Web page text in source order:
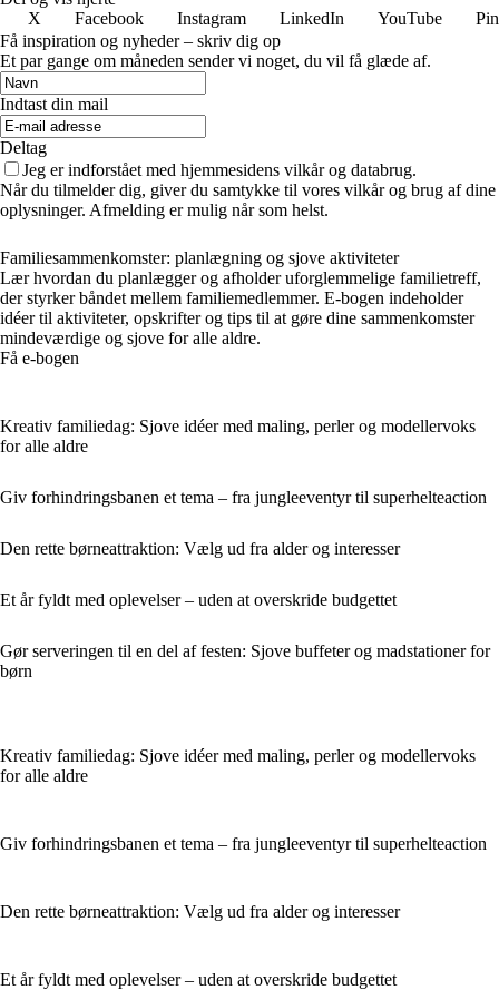
X
Facebook Instagram LinkedIn YouTube
Få inspiration og nyheder – skriv dig op
Et par gange om måneden sender vi noget, du vil få glæde af.
Indtast din mail
Deltag
Jeg er indforstået med hjemmesidens vilkår og databrug.
Når du tilmelder dig, giver du samtykke til vores vilkår og brug af dine
oplysninger. Afmelding er mulig når som helst.
Familiesammenkomster: planlægning og sjove aktiviteter
Lær hvordan du planlægger og afholder uforglemmelige familietreff,
der styrker båndet mellem familiemedlemmer. E-bogen indeholder
idéer til aktiviteter, opskrifter og tips til at gøre dine sammenkomster
mindeværdige og sjove for alle aldre.
Få e-bogen
Kreativ familiedag: Sjove idéer med maling, perler og modellervoks
for alle aldre
Giv forhindringsbanen et tema – fra jungleeventyr til superhelteaction
Den rette børneattraktion: Vælg ud fra alder og interesser
Et år fyldt med oplevelser – uden at overskride budgettet
Gør serveringen til en del af festen: Sjove buffeter og madstationer for
børn
Kreativ familiedag: Sjove idéer med maling, perler og modellervoks
for alle aldre
Giv forhindringsbanen et tema – fra jungleeventyr til superhelteaction
Den rette børneattraktion: Vælg ud fra alder og interesser
Et år fyldt med oplevelser – uden at overskride budgettet